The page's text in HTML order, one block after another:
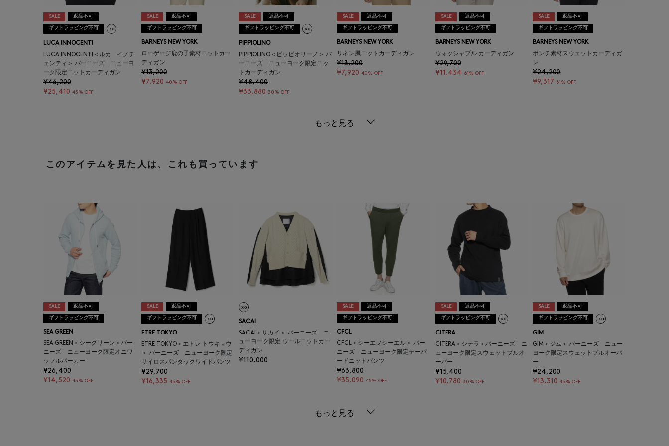
SALE 返品不可
ギフトラッピング不可
LUCA INNOCENTI
LUCA INNOCENTI＜ルカ イノチ
ェンティ＞ バーニーズ ニューヨ
ーク限定ニットカーディガン
¥46,200
¥25,410 45% OFF
SALE 返品不可
ギフトラッピング不可
BARNEYS NEW YORK
ローゲージ鹿の子素材ニットカー
ディガン
¥13,200
¥7,920 40% OFF
SALE 返品不可
ギフトラッピング不可
PIPPIOLINO
PIPPIOLINO＜ピッピオリーノ＞ バ
ーニーズ ニューヨーク限定ニッ
トカーディガン
¥48,400
¥33,880 30% OFF
SALE 返品不可
ギフトラッピング不可
BARNEYS NEW YORK
リネン風ニットカーディガン
¥13,200
¥7,920 40% OFF
SALE 返品不可
ギフトラッピング不可
BARNEYS NEW YORK
ウォッシャブル カーディガン
¥29,700
¥11,434 61% OFF
SALE 返品不可
ギフトラッピング不可
BARNEYS NEW YORK
ポンチ素材スウェットカーディガ
ン
¥24,200
¥9,317 61% OFF
もっと見る
このアイテムを見た人は、これも買っています
SALE 返品不可
ギフトラッピング不可
SEA GREEN
SEA GREEN＜シーグリーン＞バー
ニーズ ニューヨーク限定オニワ
ッフルパーカー
¥26,400
¥14,520 45% OFF
SALE 返品不可
ギフトラッピング不可
ETRE TOKYO
ETRE TOKYO＜エトレ トウキョウ
＞ バーニーズ ニューヨーク限定
サイロスパンタックワイドパンツ
¥29,700
¥16,335 45% OFF
SACAI
SACAI＜サカイ＞ バーニーズ ニ
ューヨーク限定 ウールニットカー
ディガン
¥110,000
SALE 返品不可
ギフトラッピング不可
CFCL
CFCL＜シーエフシーエル＞ バー
ニーズ ニューヨーク限定テーパ
ードニットパンツ
¥63,800
¥35,090 45% OFF
SALE 返品不可
ギフトラッピング不可
CITERA
CITERA＜シテラ＞バーニーズ ニ
ューヨーク限定スウェットプルオ
ーバー
¥15,400
¥10,780 30% OFF
SALE 返品不可
ギフトラッピング不可
GIM
GIM＜ジム＞ バーニーズ ニュー
ヨーク限定スウェットプルオーバ
ー
¥24,200
¥13,310 45% OFF
もっと見る